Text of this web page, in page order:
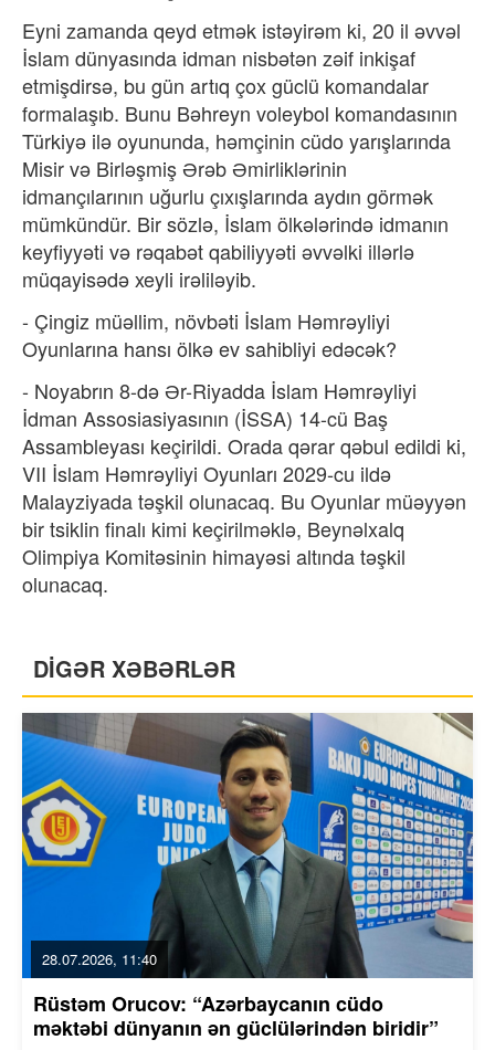
Eyni zamanda qeyd etmək istəyirəm ki, 20 il əvvəl
İslam dünyasında idman nisbətən zəif inkişaf
etmişdirsə, bu gün artıq çox güclü komandalar
formalaşıb. Bunu Bəhreyn voleybol komandasının
Türkiyə ilə oyununda, həmçinin cüdo yarışlarında
Misir və Birləşmiş Ərəb Əmirliklərinin
idmançılarının uğurlu çıxışlarında aydın görmək
mümkündür. Bir sözlə, İslam ölkələrində idmanın
keyfiyyəti və rəqabət qabiliyyəti əvvəlki illərlə
müqayisədə xeyli irəliləyib.
- Çingiz müəllim, növbəti İslam Həmrəyliyi
Oyunlarına hansı ölkə ev sahibliyi edəcək?
- Noyabrın 8-də Ər-Riyadda İslam Həmrəyliyi
İdman Assosiasiyasının (İSSA) 14-cü Baş
Assambleyası keçirildi. Orada qərar qəbul edildi ki,
VII İslam Həmrəyliyi Oyunları 2029-cu ildə
Malayziyada təşkil olunacaq. Bu Oyunlar müəyyən
bir tsiklin finalı kimi keçirilməklə, Beynəlxalq
Olimpiya Komitəsinin himayəsi altında təşkil
olunacaq.
DİGƏR XƏBƏRLƏR
28.07.2026, 11:40
Rüstəm Orucov: “Azərbaycanın cüdo
məktəbi dünyanın ən güclülərindən biridir”